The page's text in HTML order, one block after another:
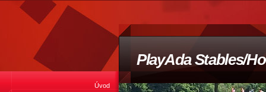
PlayAda Stables/
Úvod